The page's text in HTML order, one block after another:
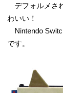
デフォルメさ
わいい！
Nintendo
です。